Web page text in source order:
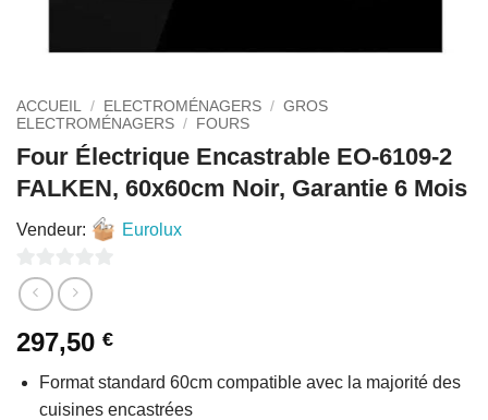
ACCUEIL / ELECTROMÉNAGERS / GROS
ELECTROMÉNAGERS / FOURS
Four Électrique Encastrable EO-6109-2
FALKEN, 60x60cm Noir, Garantie 6 Mois
Vendeur: Eurolux
0
sur
5
297,50 €
Format standard 60cm compatible avec la majorité des
cuisines encastrées